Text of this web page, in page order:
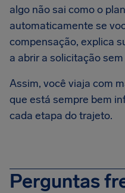
algo não sai como o
automaticamente se
compensação, explica
a abrir a solicitação
Assim, você viaja com
que está sempre bem
cada etapa do trajeto.
Perguntas